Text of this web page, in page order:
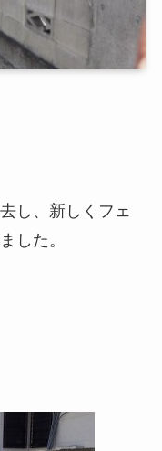
し、新しくフェ
した。